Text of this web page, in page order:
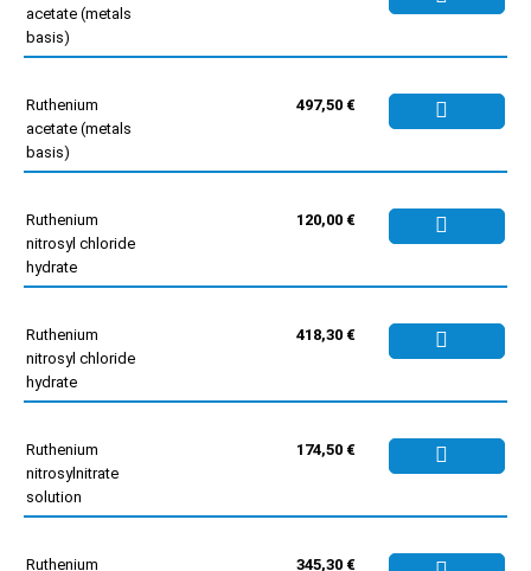
acetate (metals
basis)
Ruthenium
acetate (metals
basis)
497,50 €
Ruthenium
nitrosyl chloride
hydrate
120,00 €
Ruthenium
nitrosyl chloride
hydrate
418,30 €
Ruthenium
nitrosylnitrate
solution
174,50 €
Ruthenium
345,30 €